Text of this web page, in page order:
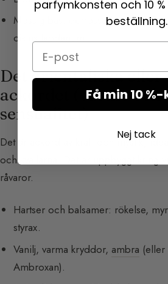
Mossig bas: ekmossa (syntetisk
cistus labdanum.
Det orientaliska eller
ackordet (värme och
sensualitet)
Det är ackord av kraft och mystik,
och kvällarna. Det är uppbyggt kring
råvaror.
Hartser och balsamer: rökelse,
styrax.
Vanilj, varma kryddor, ambra (eller
Ambroxan).
parfymkonsten och 10
beställning.
Email
Få min 10
Nej tack